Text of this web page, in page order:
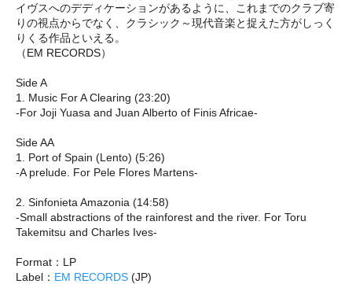
イヴスへのデディケーションがあるように、これまでのクラブ寄
りの視点からでなく、クラシック～現代音楽と捉えた方がしっく
りくる作品といえる。
（EM RECORDS）
Side A
1. Music For A Clearing (23:20)
-For Joji Yuasa and Juan Alberto of Finis Africae-
Side AA
1. Port of Spain (Lento) (5:26)
-A prelude. For Pele Flores Martens-
2. Sinfonieta Amazonia (14:58)
-Small abstractions of the rainforest and the river. For Toru
Takemitsu and Charles Ives-
Format：LP
Label： EM RECORDS (JP)